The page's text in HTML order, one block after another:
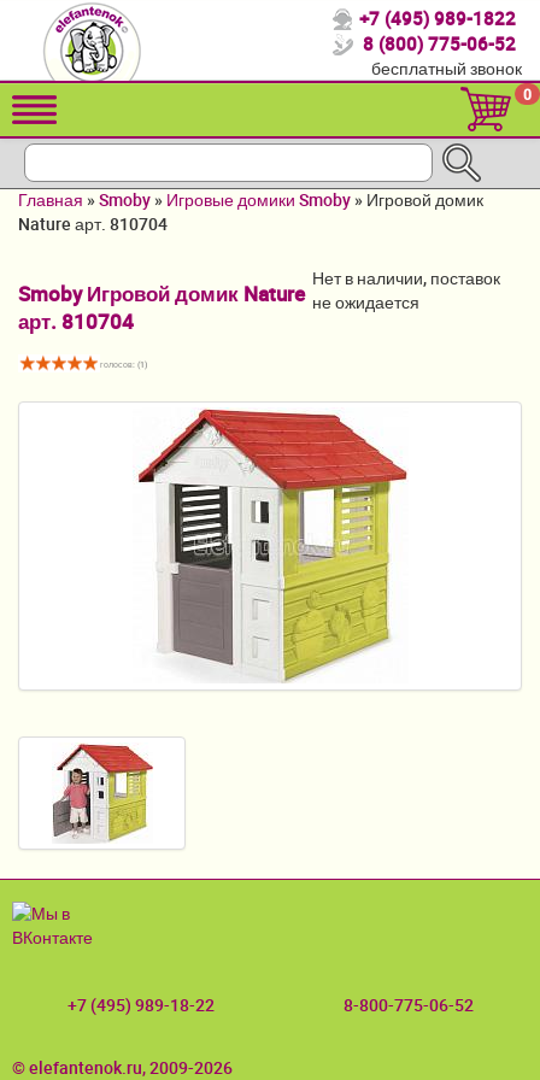
Спасибо, что выбрали нас!
Распродажа!
Детские коляски
Кроватки для новорожденных
Конверты, муфты
Детский транспорт
Мебель и аксессуары
Постельные принадлежности
Манежи
Безопасность ребенка
Игры и развитие
Сумки для мам и детей
Кенгуру и слинги
+7 (495) 989-1822
8 (800) 775-06-52
бесплатный звонок
0
Главная »Smoby » Игровые домики Smoby » Игровой домик
Nature арт. 810704
Smoby Игровой домик Nature
арт. 810704
голосов: (1)
Нет в наличии, поставок
не ожидается
+7 (495) 989-18-22 8-800-775-06-52
© elefantenok.ru, 2009-2026